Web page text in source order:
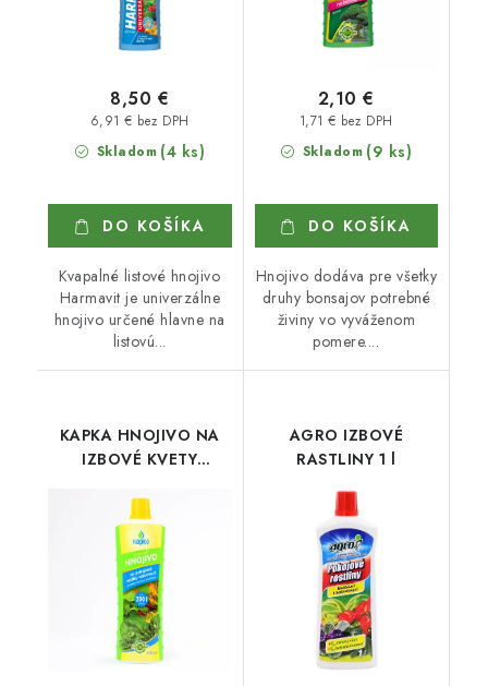
Skladom (4 ks)
6,91 € bez DPH
8,50 €
DO KOŠÍKA
Kvapalné listové hnojivo
Harmavit je univerzálne
hnojivo určené hlavne na
listovú...
Skladom (9 ks)
1,71 € bez DPH
2,10 €
DO KOŠÍKA
Hnojivo dodáva pre všetky
druhy bonsajov potrebné
živiny vo vyváženom
pomere....
KAPKA HNOJIVO NA
IZBOVÉ KVETY
AGRO IZBOVÉ
RASTLINY 1 l